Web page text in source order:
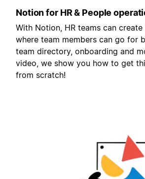
Notion for HR & People
With Notion, HR teams can
where team members can go for
team directory, onboarding and
video, we show you how to get
from scratch!